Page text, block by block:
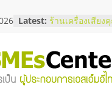
Latest: ร้านเครื่องเสีย
บริษัท
วิธีเลือกผู้ให้บริ
โจทย์ธุรกิจ
อยากหาเงินทุน